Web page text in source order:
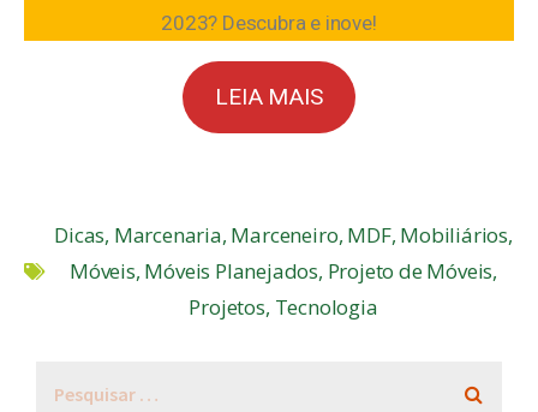
2023? Descubra e inove!
LEIA MAIS
Dicas, Marcenaria, Marceneiro, MDF, Mobiliários,
Móveis, Móveis Planejados, Projeto de Móveis,
Projetos, Tecnologia